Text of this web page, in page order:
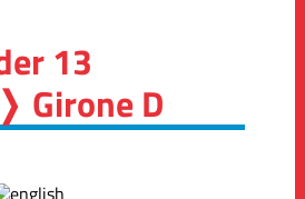
13
Girone D